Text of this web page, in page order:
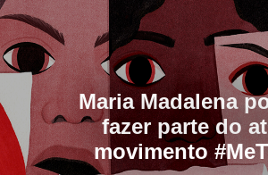
Maria Madalena
fazer parte do
movimento